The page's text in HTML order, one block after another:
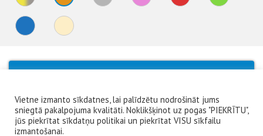
Vietne izmanto sīkdatnes, lai palīdzētu nodrošināt jums
sniegtā pakalpojuma kvalitāti. Noklikšķinot uz pogas "PIEKRĪTU",
jūs piekrītat sīkdatņu politikai un piekrītat VISU sīkfailu
izmantošanai.